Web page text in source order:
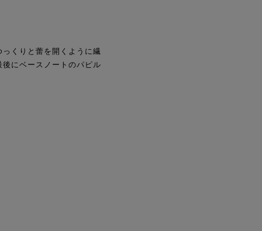
くりと蕾を開くように繊
にベースノートのパピル